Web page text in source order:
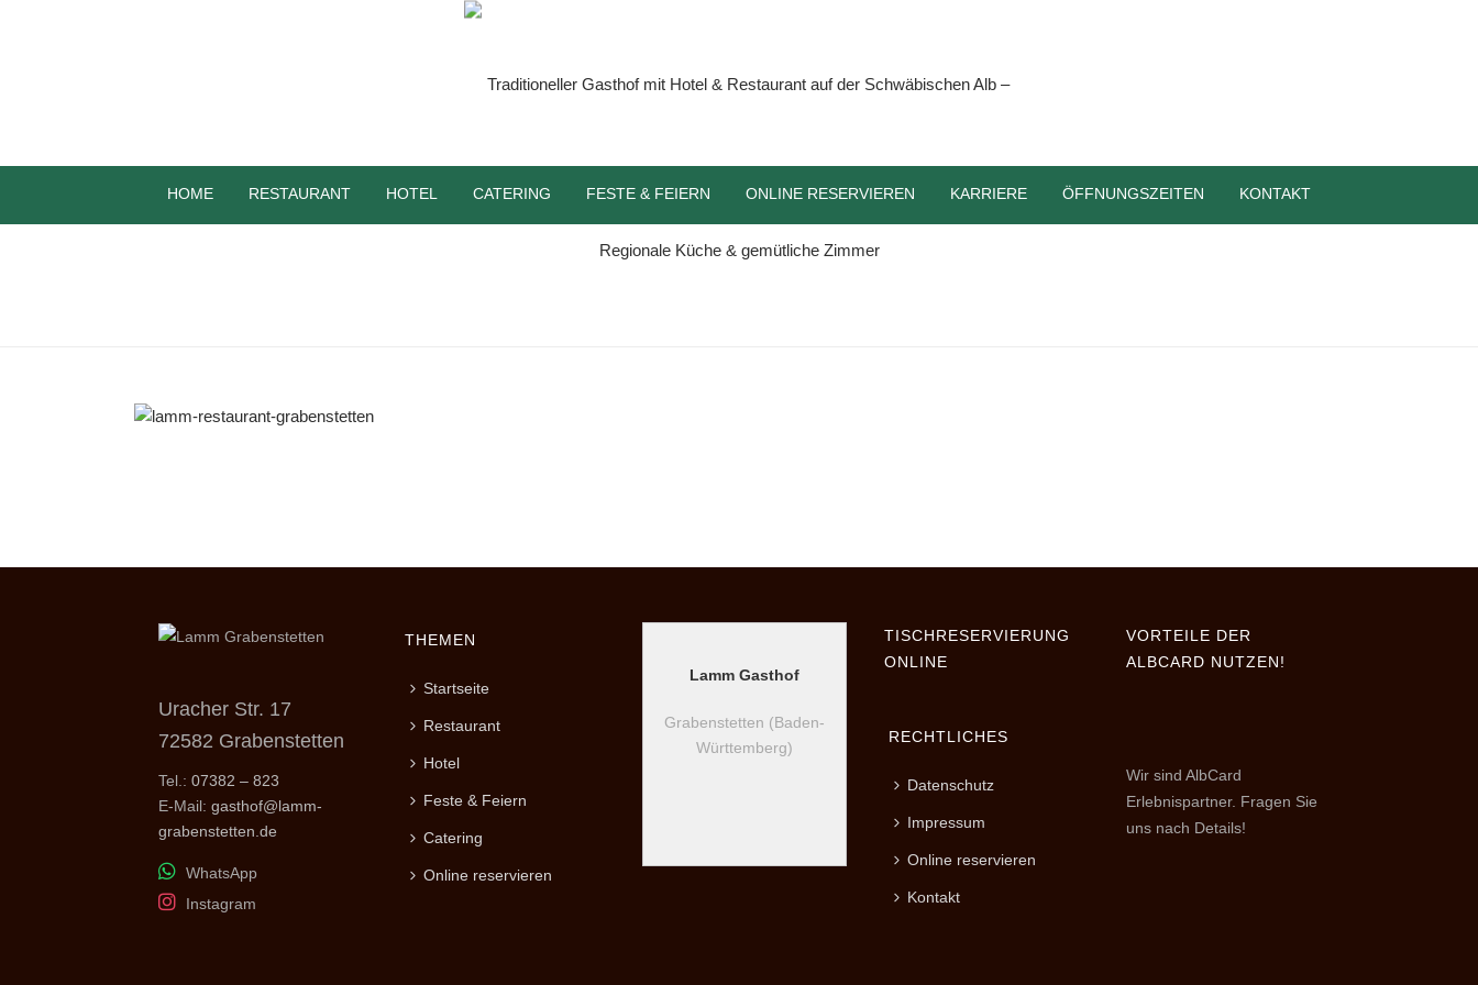
HOME RESTAURANT HOTEL CATERING FESTE & FEIERN ONLINE RESERVIEREN KARRIERE ÖFFNUNGSZEITEN KONTAKT
Uracher Str. 17
72582 Grabenstetten
Tel.: 07382 – 823
E-Mail: gasthof@lamm-
grabenstetten.de
WhatsApp
Instagram
THEMEN
Startseite
Restaurant
Hotel
Feste & Feiern
Catering
Online reservieren
Lamm Gasthof
Grabenstetten (Baden-
Württemberg)
TISCHRESERVIERUNG
ONLINE
RECHTLICHES
Datenschutz
Impressum
Online reservieren
Kontakt
VORTEILE DER
ALBCARD NUTZEN!
Wir sind AlbCard
Erlebnispartner. Fragen Sie
uns nach Details!